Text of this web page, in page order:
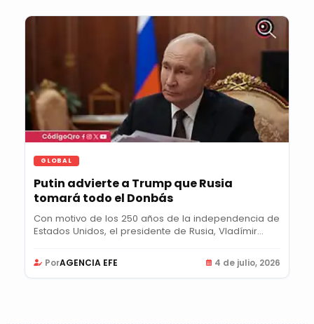
GLOBAL
Putin advierte a Trump que Rusia
tomará todo el Donbás
Con motivo de los 250 años de la independencia de
Estados Unidos, el presidente de Rusia, Vladímir...
PorAGENCIA EFE 4 de julio, 2026